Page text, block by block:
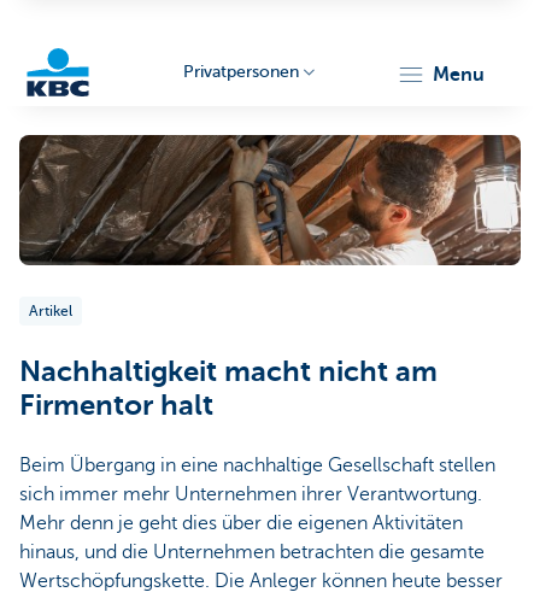
KBC
Privatpersonen menu
Artikel
Nachhaltigkeit macht nicht am
Firmentor halt
Beim Übergang in eine nachhaltige Gesellschaft stellen
sich immer mehr Unternehmen ihrer Verantwortung.
Mehr denn je geht dies über die eigenen Aktivitäten
hinaus, und die Unternehmen betrachten die gesamte
Wertschöpfungskette. Die Anleger können heute besser